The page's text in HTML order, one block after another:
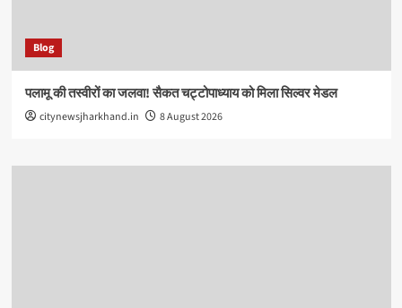
Blog
पलामू की तस्वीरों का जलवा! सैकत चट्टोपाध्याय को मिला सिल्वर मेडल
citynewsjharkhand.in 8 August 2026